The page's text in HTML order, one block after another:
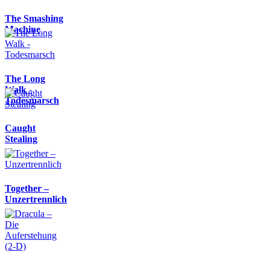
The Smashing
Machine
The Long
Walk -
Todesmarsch
Caught
Stealing
Together –
Unzertrennlich